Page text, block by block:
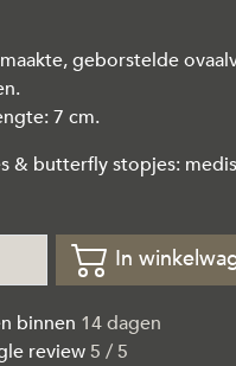
geborstelde
7 cm.
& butterfly stopjes:
In
binnen 14 dagen
review5 / 5